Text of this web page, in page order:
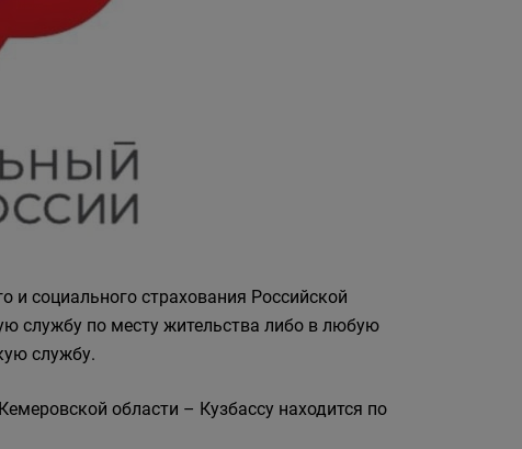
и социального страхования Российской
службу по месту жительства либо в любую
службу.
области – Кузбассу находится по